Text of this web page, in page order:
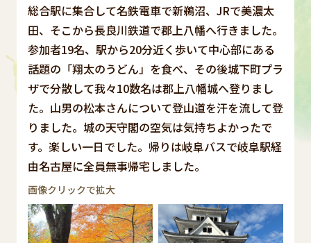
総合駅に集合して名鉄電車で新鵜沼、JRで美濃太
田、そこから長良川鉄道で郡上八幡へ行きました。
参加者19名、駅から20分近く歩いて中心部にある
話題の「翔太のうどん」を食べ、その後城下町プラ
ザで分散して我々10数名は郡上八幡城へ登りまし
た。山男の松本さんについて登山道を汗を流して登
りました。城の天守閣の空気は気持ちよかったで
す。楽しい一日でした。帰りは岐阜バスで岐阜駅経
由名古屋に全員無事帰宅しました。
画像クリックで拡大